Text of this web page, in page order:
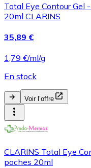
Total Eye Contour Gel
20ml CLARINS
35,89 €
1,79 €/ml/g
En stock
Voir l’offre
CLARINS Total Eye
poches 20ml